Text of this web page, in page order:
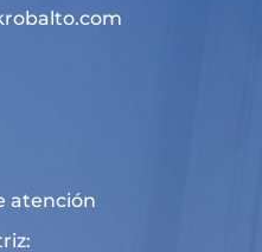
atención